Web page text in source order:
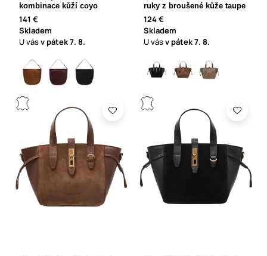
kombinace kůží coyo
141 €
Skladem
U vásv pátek7. 8.
ruky z broušené kůže taupe
124 €
Skladem
U vásv pátek7. 8.